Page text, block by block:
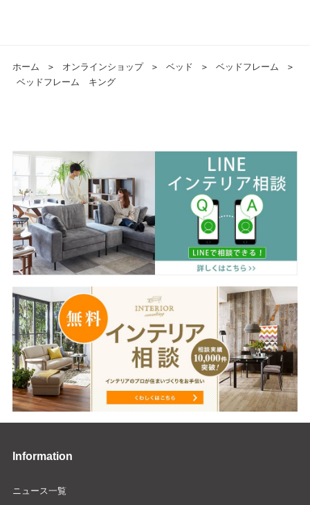
ホーム ＞ オンラインショップ ＞ ベッド ＞ ベッドフレーム
＞
ベッドフレーム キング
Information
ニュース一覧